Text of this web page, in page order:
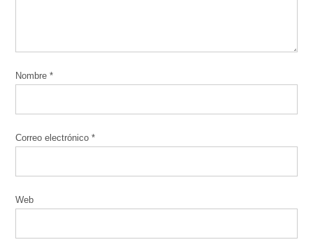
Nombre*
Correo electrónico*
Web